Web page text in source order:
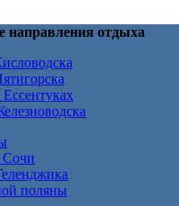
направления отдыха
Сочи
поляны